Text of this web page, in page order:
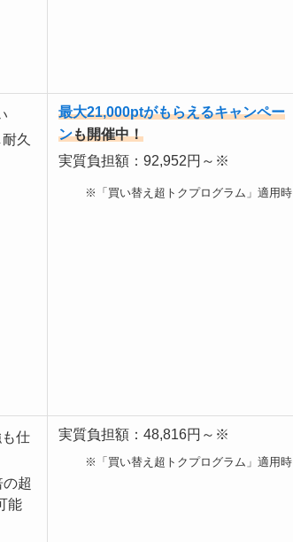
久
最大21,000ptがもらえるキャンペー
ンも開催中！
実質負担額：92,952円～※
※「買い替え超トクプログラム」適用時
仕
超
能
実質負担額：48,816円～※
※「買い替え超トクプログラム」適用時